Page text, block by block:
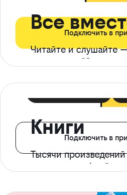
Все
Читайте и слушайте
ограничений*
Подключить в
Книги
Тысячи произведений
с доступом офлайн
Подключить в